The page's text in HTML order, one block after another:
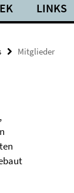
LINKS
Mitglieder